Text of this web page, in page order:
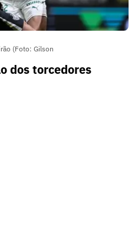
(Foto: Gilson
dos torcedores